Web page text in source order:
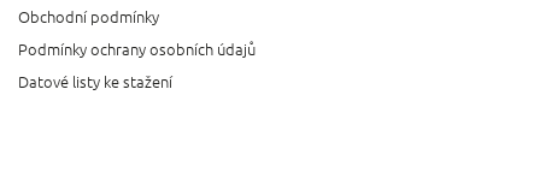
Obchodní podmínky
Podmínky ochrany osobních údajů
Datové listy ke stažení